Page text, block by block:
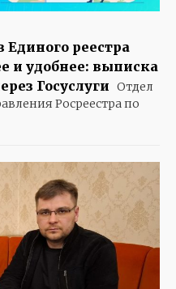
реестра
и удобнее: выписка
Госуслуги Отдел
Росреестра по